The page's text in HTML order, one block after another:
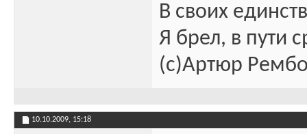
В своих
Я брел, в пути
(c)Артюр
10.10.2009, 15:18